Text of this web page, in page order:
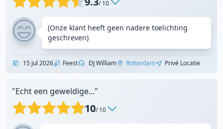
/ 10
(Onze klant heeft geen nadere toelichting
geschreven)
15 jul 2026 Feest DJ William Rotterdam Privé Locatie
"Echt een geweldige..."
10/ 10